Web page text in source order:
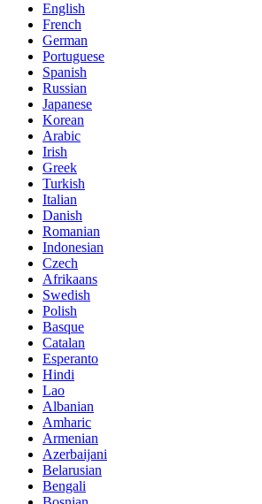
English
French
German
Portuguese
Spanish
Russian
Japanese
Korean
Arabic
Irish
Greek
Turkish
Italian
Danish
Romanian
Indonesian
Czech
Afrikaans
Swedish
Polish
Basque
Catalan
Esperanto
Hindi
Lao
Albanian
Amharic
Armenian
Azerbaijani
Belarusian
Bengali